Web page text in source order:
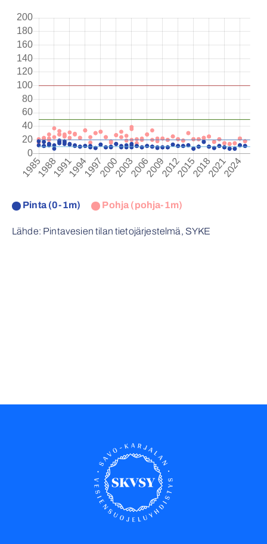
Pinta (0-1m) Pohja (pohja-1m)
Lähde: Pintavesien tilan tietojärjestelmä, SYKE